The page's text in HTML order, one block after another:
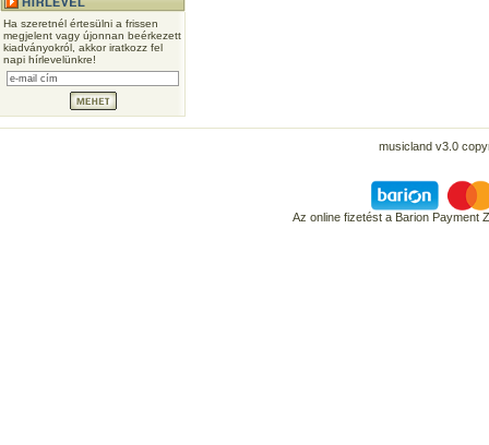
Ha szeretnél értesülni a frissen
megjelent vagy újonnan beérkezett
kiadványokról, akkor iratkozz fel
napi hírlevelünkre!
musicland v3.0
Az online fizetést a Barion Payment